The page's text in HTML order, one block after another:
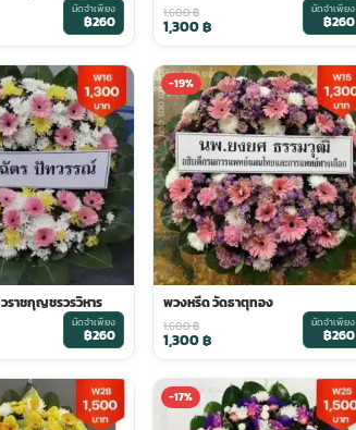
มัดจำเพียง
฿260 1,600฿
1,300฿
มัดจำเพียง
฿260
ราชกุญชรวรวิหาร
มัดจำเพียง
฿260
-19%
พวงหรีด วัดธาตุทอง
1,600฿
1,300฿
มัดจำเพียง
฿260
-17%